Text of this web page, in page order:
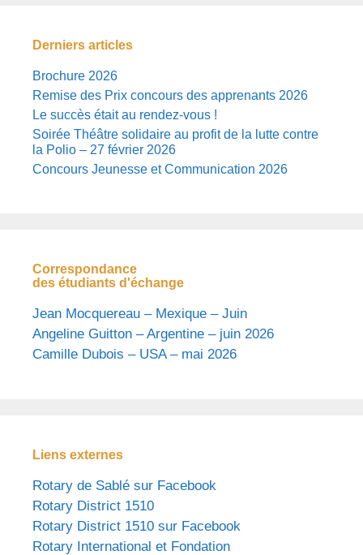
Derniers articles
Brochure 2026
Remise des Prix concours des apprenants 2026
Le succès était au rendez-vous !
Soirée Théâtre solidaire au profit de la lutte contre
la Polio – 27 février 2026
Concours Jeunesse et Communication 2026
Correspondance
des étudiants d'échange
Jean Mocquereau – Mexique – Juin
Angeline Guitton – Argentine – juin 2026
Camille Dubois – USA – mai 2026
Liens externes
Rotary de Sablé sur Facebook
Rotary District 1510
Rotary District 1510 sur Facebook
Rotary International et Fondation